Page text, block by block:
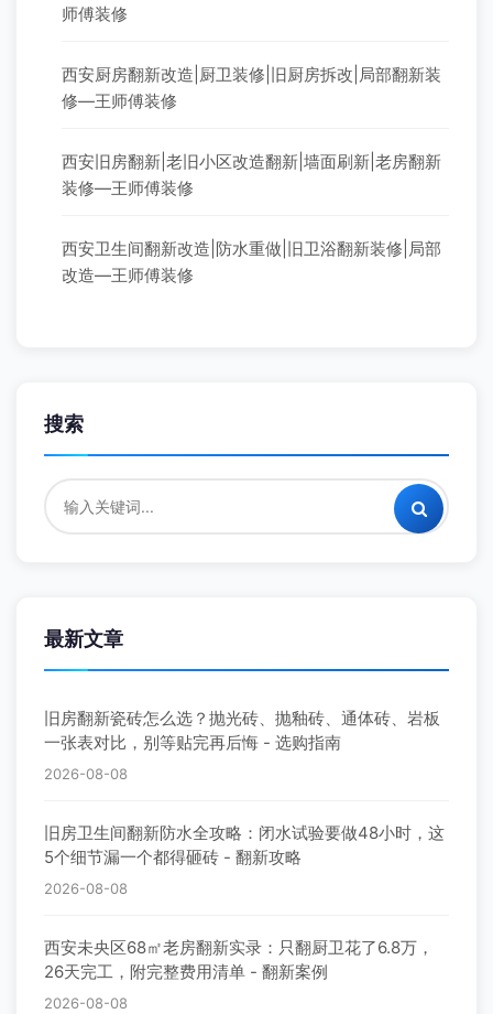
师傅装修
西安厨房翻新改造|厨卫装修|旧厨房拆改|局部翻新装
修—王师傅装修
西安旧房翻新|老旧小区改造翻新|墙面刷新|老房翻新
装修—王师傅装修
西安卫生间翻新改造|防水重做|旧卫浴翻新装修|局部
改造—王师傅装修
搜索
最新文章
旧房翻新瓷砖怎么选？抛光砖、抛釉砖、通体砖、岩板
一张表对比，别等贴完再后悔 - 选购指南
2026-08-08
旧房卫生间翻新防水全攻略：闭水试验要做48小时，这
5个细节漏一个都得砸砖 - 翻新攻略
2026-08-08
西安未央区68㎡老房翻新实录：只翻厨卫花了6.8万，
26天完工，附完整费用清单 - 翻新案例
2026-08-08